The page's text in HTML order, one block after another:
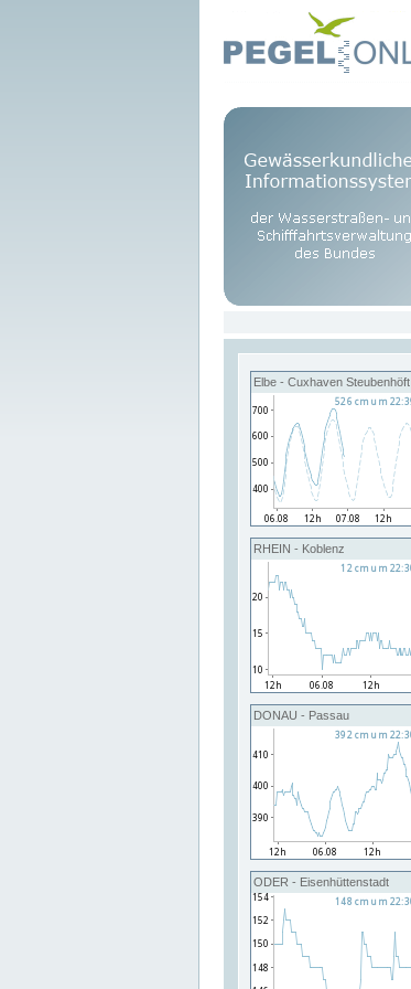
Elbe - Cuxhaven Steubenhöft
RHEIN - Koblenz
DONAU - Passau
ODER - Eisenhüttenstadt